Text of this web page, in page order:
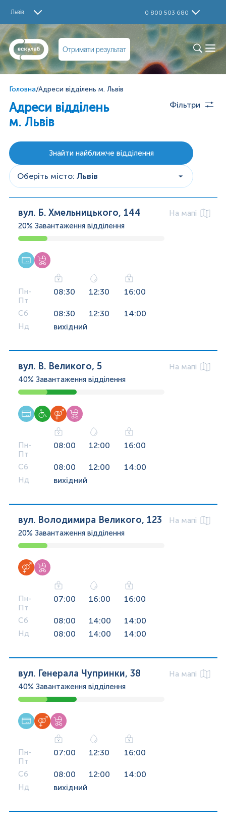
Львів 0 800 503 680
Отримати результат
Головна/Адреси відділень м. Львів
Адреси відділень
м. Львів
Фільтри
Оберіть місто: Львів
Знайти найближче відділення
вул. Б. Хмельницького, 144
На мапі
20% Завантаження відділення
Пн-
Пт
08:30 12:30 16:00
Сб 08:30 12:30 14:00
Нд вихідний
вул. В. Великого, 5
На мапі
40% Завантаження відділення
Пн-
Пт
08:00 12:00 16:00
Сб 08:00 12:00 14:00
Нд вихідний
вул. Володимира Великого, 123
На мапі
20% Завантаження відділення
Пн-
Пт
07:00 16:00 16:00
Сб 08:00 14:00 14:00
Нд 08:00 14:00 14:00
вул. Генерала Чупринки, 38
На мапі
40% Завантаження відділення
Пн-
Пт
07:00 12:30 16:00
Сб 08:00 12:00 14:00
Нд вихідний